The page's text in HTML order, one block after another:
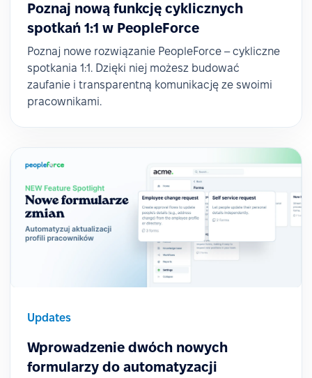
Poznaj nową funkcję cyklicznych
spotkań 1:1 w PeopleForce
Poznaj nowe rozwiązanie PeopleForce – cykliczne
spotkania 1:1. Dzięki niej możesz budować
zaufanie i transparentną komunikację ze swoimi
pracownikami.
Updates
Wprowadzenie dwóch nowych
formularzy do automatyzacji